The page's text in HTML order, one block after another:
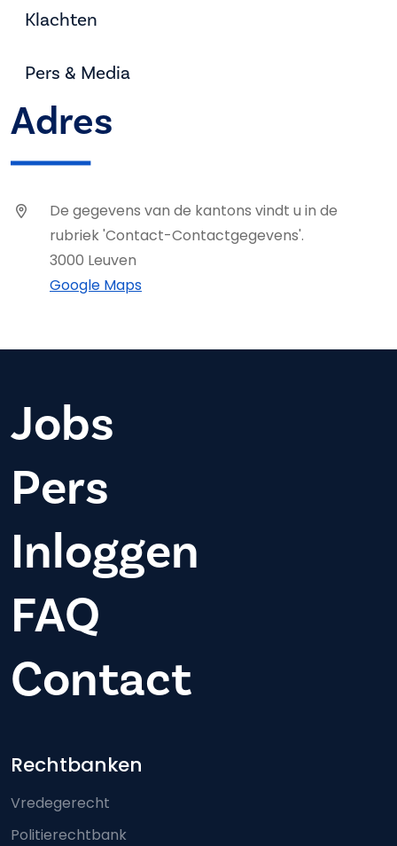
Klachten
Pers & Media
Adres
De gegevens van de kantons vindt u in de
rubriek 'Contact-Contactgegevens'.
3000 Leuven
Google Maps
Jobs
Pers
Inloggen
FAQ
Contact
Footer-menu
Rechtbanken
Vredegerecht
Politierechtbank